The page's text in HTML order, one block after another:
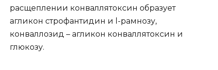
расщеплении конваллятоксин образует
агликон строфантидин и l-рамнозу,
конваллозид – агликон конваллятоксин и
глюкозу.